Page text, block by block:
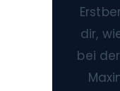
dir,
bei